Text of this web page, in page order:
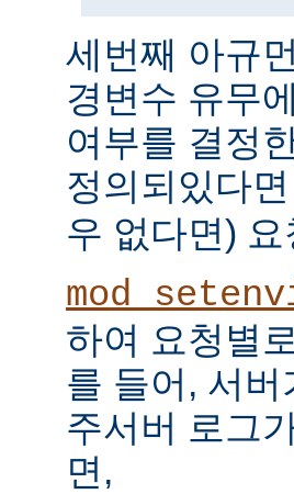
세번째 아규
경변수 유무
여부를 결정
정의되있다
우 없다면)
하여 요청별
를 들어, 서
주서버 로그
면,